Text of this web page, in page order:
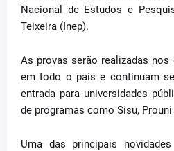
Nacional de Estudos e
Teixeira (Inep).
As provas serão realizadas nos
em todo o país e continuam
entrada para universidades
de programas como Sisu, Prouni
Uma das principais